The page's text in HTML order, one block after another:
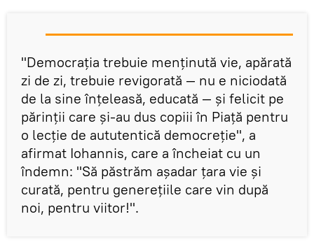
"Democrația trebuie menținută vie, apărată
zi de zi, trebuie revigorată — nu e niciodată
de la sine înțeleasă, educată — și felicit pe
părinții care și-au dus copiii în Piață pentru
o lecție de aututentică democreție", a
afirmat Iohannis, care a încheiat cu un
îndemn: "Să păstrăm așadar țara vie și
curată, pentru generețiile care vin după
noi, pentru viitor!".